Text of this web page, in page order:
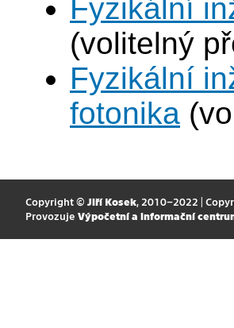
Fyzikální
(volitelný
Fyzikální
fotonika
Copyright © Jiří Kosek, 2010–2022 |
Provozuje Výpočetní a informační